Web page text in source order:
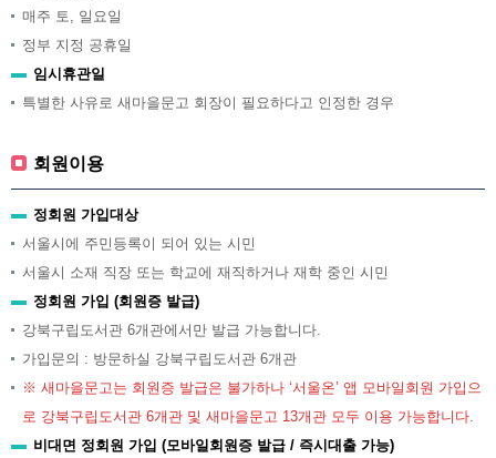
매주 토, 일요일
정부 지정 공휴일
임시휴관일
특별한 사유로 새마을문고 회장이 필요하다고 인정한 경우
회원이용
정회원 가입대상
서울시에 주민등록이 되어 있는 시민
서울시 소재 직장 또는 학교에 재직하거나 재학 중인 시민
정회원 가입 (회원증 발급)
강북구립도서관 6개관에서만 발급 가능합니다.
가입문의 : 방문하실 강북구립도서관 6개관
※ 새마을문고는 회원증 발급은 불가하나 ‘서울온’ 앱 모바일회원 가입으
로 강북구립도서관 6개관 및 새마을문고 13개관 모두 이용 가능합니다.
비대면 정회원 가입 (모바일회원증 발급 / 즉시대출 가능)